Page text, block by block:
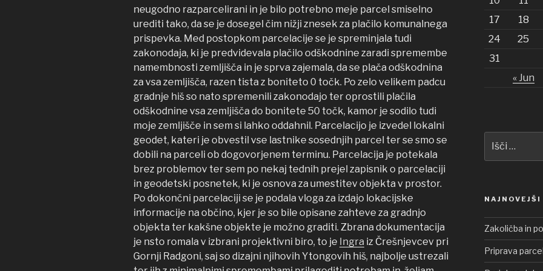
neugodno razparcelirani in je bilo potrebno meje parcel smiselno
urediti tako, da se je dosegel čim nižji znesek za plačilo komunalnega
prispevka. Med postopkom parcelacije se je spreminjala tudi
zakonodaja, ki je predvidevala plačilo odškodnine zaradi spremembe
namembnosti zemljišča in je sprva zajemala, da se plača odškodnina
za vsa zemljišča, razen tista z boniteto 0 točk. Po zelo velikem padcu
gradnje hiš so nato spremenili zakonodajo ter oprostili plačila
odškodnine vsa zemljišča do bonitete 50 točk, kamor je sodilo tudi
moje zemljišče in sem si lahko oddahnil. Parcelacijo je izvedel lokalni
geodet, kateri je obvestil vse lastnike sosednjih parcel ter se smo se
dobili na parceli ob dogovorjenem terminu. Parcelacija je potekala
brez problemov ter sem po nekaj tednih prejel zapisnik o parcelaciji
in geodetski posnetek, ki je osnova za umestitev objekta v prostor.
Po dokončni parcelaciji se je podala vloga za izdajo lokacijske
informacije na občino, kjer je so bile opisane zahteve za gradnjo
objekta ter kakšne objekte je možno graditi. Zbrana dokumentacija
je nsto romala v izbrani projektivni biro, to je Ingra iz Črešnjevcev pri
Gornji Radgoni, saj so dizajni njihovih Ytongovih hiš, najbolje ustrezali
« Jun
17
18
24
25
31
Zakoličba in
Priprava